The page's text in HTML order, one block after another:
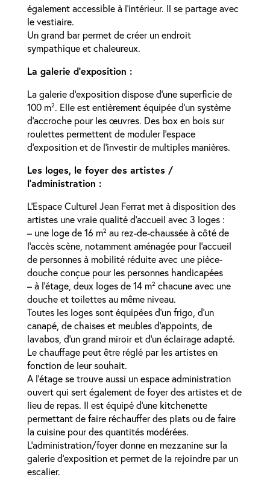
également accessible à l’intérieur. Il se partage avec
le vestiaire.
Un grand bar permet de créer un endroit
sympathique et chaleureux.
La galerie d’exposition :
La galerie d’exposition dispose d’une superficie de
100 m². Elle est entièrement équipée d’un système
d’accroche pour les œuvres. Des box en bois sur
roulettes permettent de moduler l’espace
d’exposition et de l’investir de multiples manières.
Les loges, le foyer des artistes /
l’administration :
L’Espace Culturel Jean Ferrat met à disposition des
artistes une vraie qualité d’accueil avec 3 loges :
– une loge de 16 m² au rez-de-chaussée à côté de
l’accès scène, notamment aménagée pour l’accueil
de personnes à mobilité réduite avec une pièce-
douche conçue pour les personnes handicapées
– à l’étage, deux loges de 14 m² chacune avec une
douche et toilettes au même niveau.
Toutes les loges sont équipées d’un frigo, d’un
canapé, de chaises et meubles d’appoints, de
lavabos, d’un grand miroir et d’un éclairage adapté.
Le chauffage peut être réglé par les artistes en
fonction de leur souhait.
A l’étage se trouve aussi un espace administration
ouvert qui sert également de foyer des artistes et de
lieu de repas. Il est équipé d’une kitchenette
permettant de faire réchauffer des plats ou de faire
la cuisine pour des quantités modérées.
L’administration/foyer donne en mezzanine sur la
galerie d’exposition et permet de la rejoindre par un
escalier.